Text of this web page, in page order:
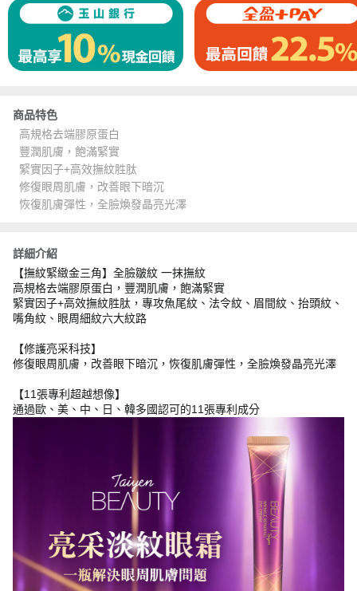
商品特色
高規格去端膠原蛋白
豐潤肌膚，飽滿緊實
緊實因子+高效撫紋胜肽
修復眼周肌膚，改善眼下暗沉
恢復肌膚彈性，全臉煥發晶亮光澤
詳細介紹
【撫紋緊緻金三角】全臉皺紋 一抹撫紋
高規格去端膠原蛋白，豐潤肌膚，飽滿緊實
緊實因子+高效撫紋胜肽，專攻魚尾紋、法令紋、眉間紋、抬頭紋、
嘴角紋、眼周細紋六大紋路
【修護亮采科技】
修復眼周肌膚，改善眼下暗沉，恢復肌膚彈性，全臉煥發晶亮光澤
【11張專利超越想像】
通過歐、美、中、日、韓多國認可的11張專利成分